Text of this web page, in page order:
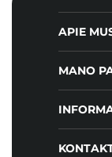
APIE
MANO